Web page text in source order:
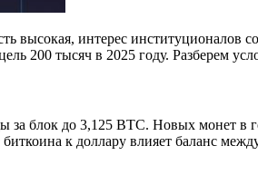
высокая, интерес институционалов
200 тысяч в 2025 году. Разберем
блок до 3,125 BTC. Новых монет в
к доллару влияет баланс